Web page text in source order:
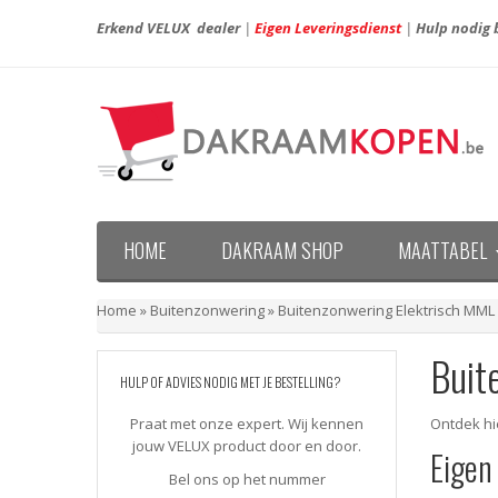
Erkend VELUX dealer| Eigen Leveringsdienst| Hulp nodig
HOME DAKRAAM SHOP MAATTABEL
Home » Buitenzonwering» Buitenzonwering Elektrisch MML
HULP OF ADVIES NODIG MET JE BESTELLING?
Praat met onze expert. Wij kennen
jouw VELUX product door en door.
Bel ons op het nummer
Ontdek